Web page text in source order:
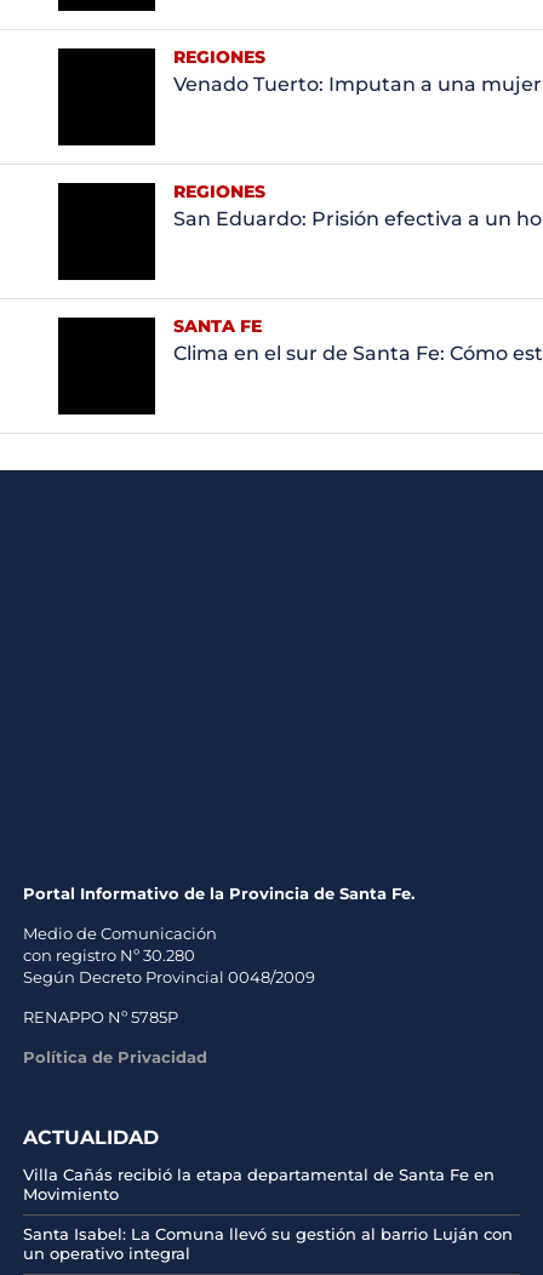
REGIONES
Venado Tuerto: Imputan a una
REGIONES
San Eduardo: Prisión efectiva a un
SANTA FE
Clima en el sur de Santa Fe: Cómo
Portal Informativo de la Provincia de Santa Fe.
Medio de Comunicación
con registro Nº 30.280
Según Decreto Provincial 0048/2009
RENAPPO Nº 5785P
Política de Privacidad
ACTUALIDAD
Villa Cañás recibió la etapa departamental de Santa Fe en
Movimiento
Santa Isabel: La Comuna llevó su gestión al barrio Luján con
un operativo integral